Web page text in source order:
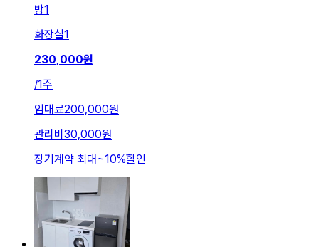
방1
화장실1
230,000원
/1주
임대료200,000원
관리비 30,000원
장기계약 최대 ~10%할인